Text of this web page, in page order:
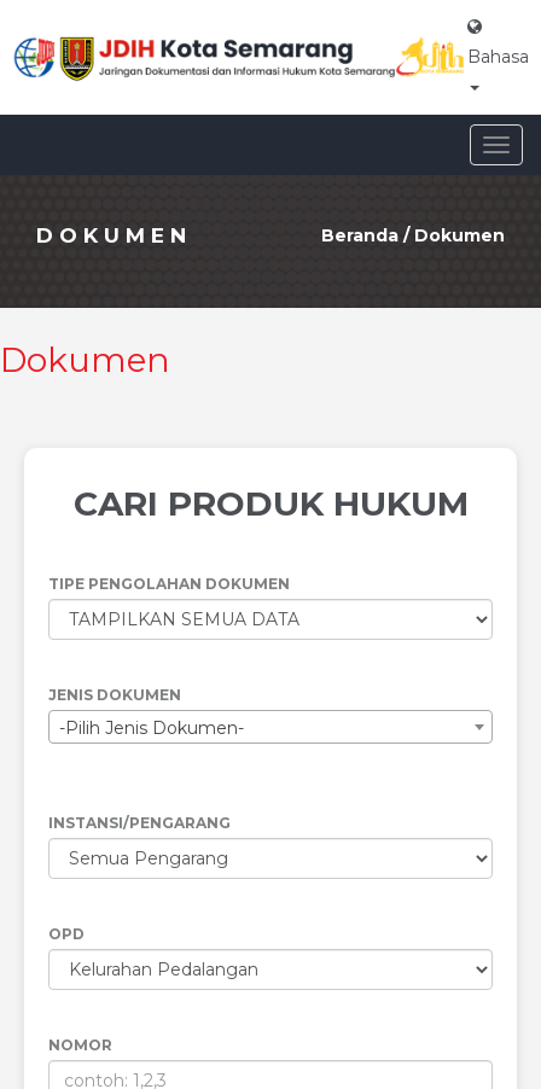
Bahasa
DOKUMEN Beranda / Dokumen
Dokumen
CARI PRODUK HUKUM
TIPE PENGOLAHAN DOKUMEN
JENIS DOKUMEN
-Pilih Jenis Dokumen-
INSTANSI/PENGARANG
OPD
NOMOR